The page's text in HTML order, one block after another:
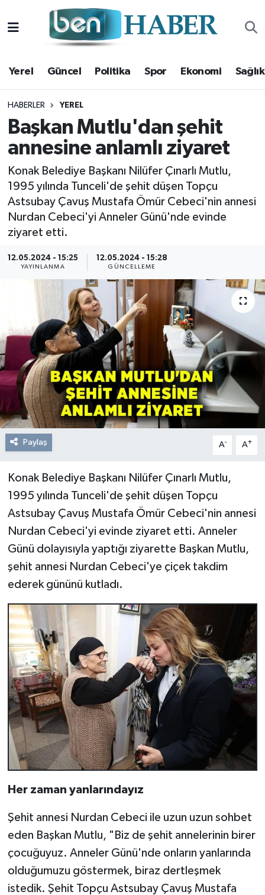
Yerel Güncel Politika Spor Ekonomi Sağlık
HABERLER YEREL
Başkan Mutlu'dan şehit
annesine anlamlı ziyaret
Konak Belediye Başkanı Nilüfer Çınarlı Mutlu,
1995 yılında Tunceli'de şehit düşen Topçu
Astsubay Çavuş Mustafa Ömür Cebeci'nin annesi
Nurdan Cebeci'yi Anneler Günü'nde evinde
ziyaret etti.
12.05.2024 - 15:25
YAYINLANMA
12.05.2024 - 15:28
GÜNCELLEME
Paylaş A- A+
Konak Belediye Başkanı Nilüfer Çınarlı Mutlu,
1995 yılında Tunceli'de şehit düşen Topçu
Astsubay Çavuş Mustafa Ömür Cebeci'nin annesi
Nurdan Cebeci'yi evinde ziyaret etti. Anneler
Günü dolayısıyla yaptığı ziyarette Başkan Mutlu,
şehit annesi Nurdan Cebeci'ye çiçek takdim
ederek gününü kutladı.
Her zaman yanlarındayız
Şehit annesi Nurdan Cebeci ile uzun uzun sohbet
eden Başkan Mutlu, "Biz de şehit annelerinin birer
çocuğuyuz. Anneler Günü'nde onların yanlarında
olduğumuzu göstermek, biraz dertleşmek
istedik. Şehit Topçu Astsubay Çavuş Mustafa
Yerel
Güncel
Politika
Spor
Ekonomi
Sağlık
Magazin
Kültür Sanat
Resmi Reklam
Röportajlar
Hava Durumu
Trafik Durumu
Süper Lig Puan Durumu ve Fikstür
Tüm Manşetler
Son Dakika Haberleri
Haber Arşivi